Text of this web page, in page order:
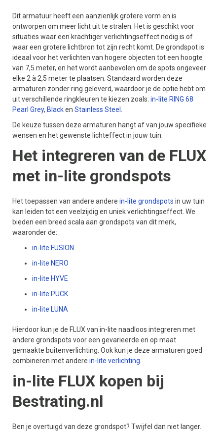
Dit armatuur heeft een aanzienlijk grotere vorm en is
ontworpen om meer licht uit te stralen. Het is geschikt voor
situaties waar een krachtiger verlichtingseffect nodig is of
waar een grotere lichtbron tot zijn recht komt. De grondspot is
ideaal voor het verlichten van hogere objecten tot een hoogte
van 7,5 meter, en het wordt aanbevolen om de spots ongeveer
elke 2 à 2,5 meter te plaatsen. Standaard worden deze
armaturen zonder ring geleverd, waardoor je de optie hebt om
uit verschillende ringkleuren te kiezen zoals: in-lite RING 68
Pearl Grey, Blacken Stainless Steel
De keuze tussen deze armaturen hangt af van jouw specifieke
wensen en het gewenste lichteffect in jouw tuin.
Het integreren van de FLUX
met in-lite grondspots
Het toepassen van andere andere in-lite grondspots in uw tuin
kan leiden tot een veelzijdig en uniek verlichtingseffect. We
bieden een breed scala aan grondspots van dit merk,
waaronder de:
in-lite FUSION
in-lite NERO
in-lite HYVE
in-lite PUCK
in-lite LUNA
Hierdoor kun je de FLUX van in-lite naadloos integreren met
andere grondspots voor een gevarieerde en op maat
gemaakte buitenverlichting. Ook kun je deze armaturen goed
combineren met andere in-lite verlichting
in-lite FLUX kopen bij
Bestrating.nl
Ben je overtuigd van deze grondspot? Twijfel dan niet langer.